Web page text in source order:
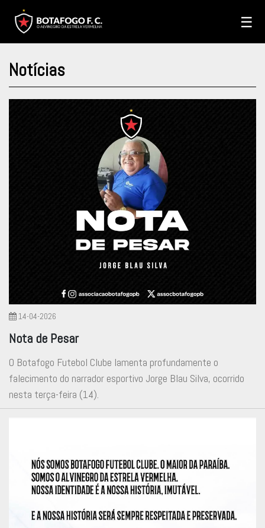
☰
Notícias
14-04-2026
Nota de Pesar
O Botafogo Futebol Clube lamenta profundamente o
falecimento do narrador esportivo Jorge Blau Silva, ocorrido
nesta terça-feira (14).